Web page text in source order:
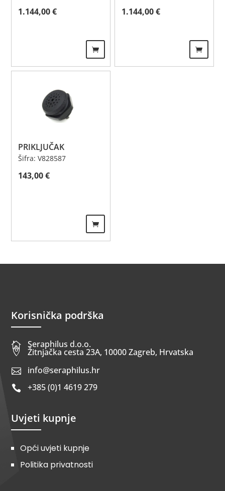
1.144,00€ 1.144,00€
PRIKLJUČAK
Šifra: V828587
143,00€
Korisnička podrška
 Seraphilus d.o.o.
 Žitnjačka cesta 23A, 10000 Zagreb, Hrvatska
 info@seraphilus.hr
 +385 (0)1 4619 279
Uvjeti kupnje
Opći uvjeti kupnje
Politika privatnosti